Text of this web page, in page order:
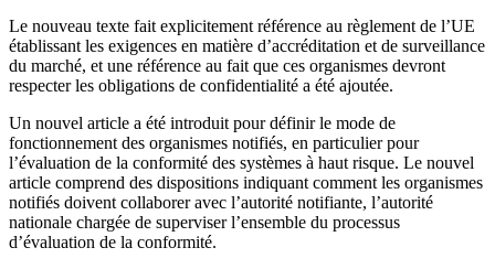
Le nouveau texte fait explicitement référence au règlement de l’UE
établissant les exigences en matière d’accréditation et de surveillance
du marché, et une référence au fait que ces organismes devront
respecter les obligations de confidentialité a été ajoutée.
Un nouvel article a été introduit pour définir le mode de
fonctionnement des organismes notifiés, en particulier pour
l’évaluation de la conformité des systèmes à haut risque. Le nouvel
article comprend des dispositions indiquant comment les organismes
notifiés doivent collaborer avec l’autorité notifiante, l’autorité
nationale chargée de superviser l’ensemble du processus
d’évaluation de la conformité.